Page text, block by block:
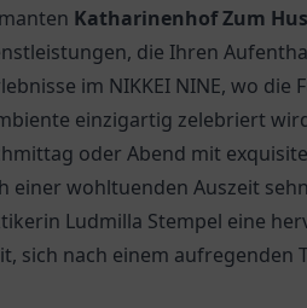
Katharinenhof Zum
die Ihren
im NIKKEI NINE, wo die
einzigartig zelebriert
oder Abend mit
einer wohltuenden Auszeit
Ludmilla Stempel eine
sich nach einem aufregenden